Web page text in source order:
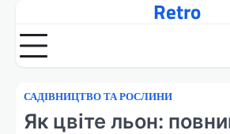
вмісту
Retro
САДІВНИЦТВО ТА РОСЛИНИ
Як цвіте льон: